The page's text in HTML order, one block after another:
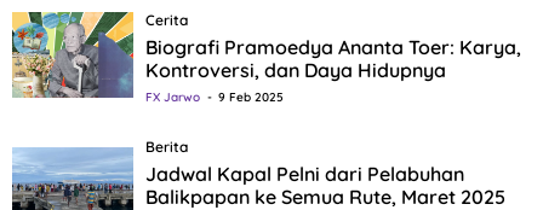
Cerita
Biografi Pramoedya Ananta Toer: Karya,
Kontroversi, dan Daya Hidupnya
FX Jarwo 9 Feb 2025
Berita
Jadwal Kapal Pelni dari Pelabuhan
Balikpapan ke Semua Rute, Maret 2025